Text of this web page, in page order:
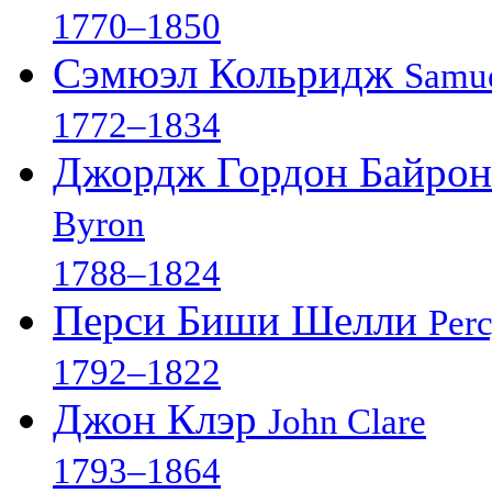
1770–1850
Сэмюэл Кольридж
1772–1834
Джордж Гордон
Byron
1788–1824
Перси Биши Шелли
1792–1822
Джон Клэр John Clare
1793–1864